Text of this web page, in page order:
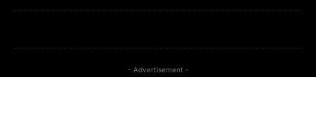
- Advertisement -